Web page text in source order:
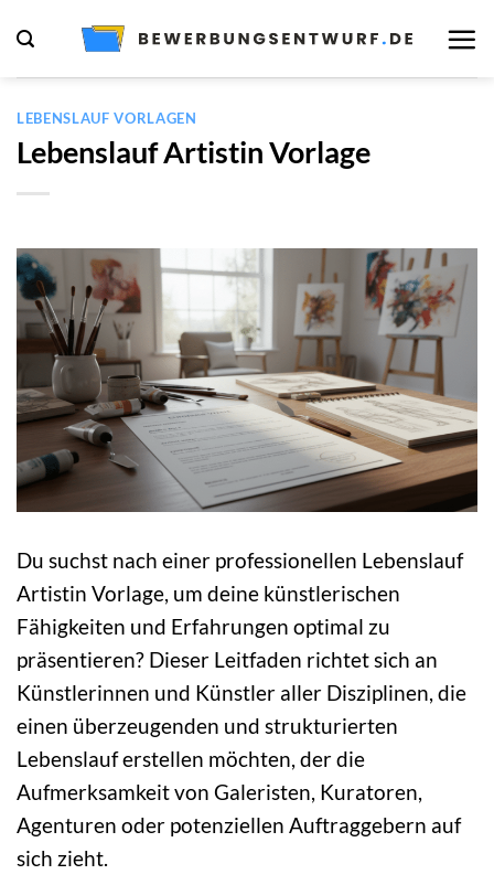
Inhalt
springen
LEBENSLAUF VORLAGEN
Lebenslauf Artistin Vorlage
Du suchst nach einer professionellen Lebenslauf
Artistin Vorlage, um deine künstlerischen
Fähigkeiten und Erfahrungen optimal zu
präsentieren? Dieser Leitfaden richtet sich an
Künstlerinnen und Künstler aller Disziplinen, die
einen überzeugenden und strukturierten
Lebenslauf erstellen möchten, der die
Aufmerksamkeit von Galeristen, Kuratoren,
Agenturen oder potenziellen Auftraggebern auf
sich zieht.